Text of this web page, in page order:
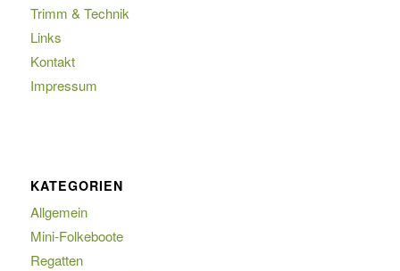
Trimm & Technik
Links
Kontakt
Impressum
KATEGORIEN
Allgemein
Mini-Folkeboote
Regatten